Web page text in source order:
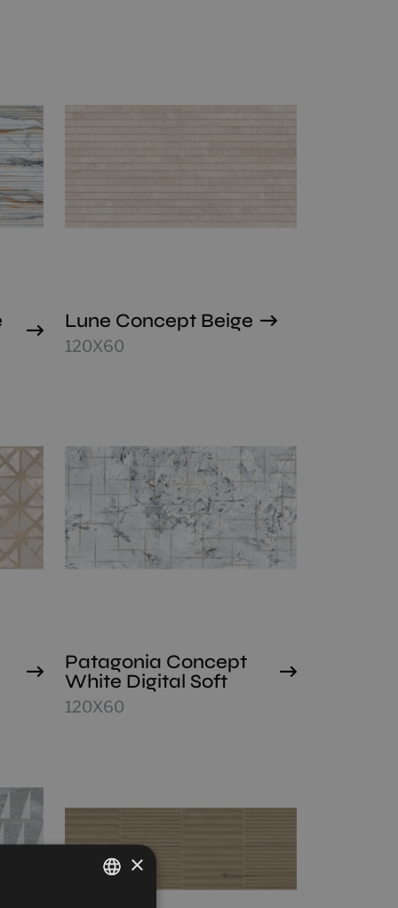
Lune Concept Beige
120X60
Patagonia Concept
White Digital Soft
120X60
×